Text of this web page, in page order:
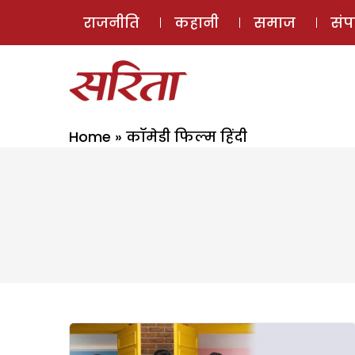
राजनीति कहानी समाज
Home » कॉमेडी फिल्म हिंदी